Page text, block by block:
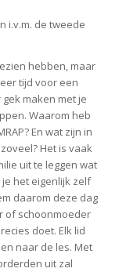
i.v.m. de tweede
hebben, maar
tijd voor een
maken met je
Waarom heb
En wat zijn in
Het is vaak
uit te leggen wat
je het eigenlijk zelf
daarom deze dag
of schoonmoeder
doet. Elk lid
naar de les. Met
uit zal